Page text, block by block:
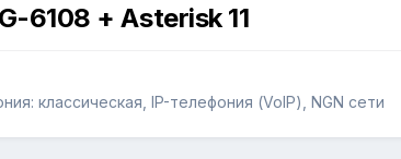
6108 + Asterisk 11
классическая, IP-телефония (VoIP), NGN сети